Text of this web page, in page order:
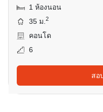
1 ห้องนอน
35 ม.2
คอนโด
6
สอ